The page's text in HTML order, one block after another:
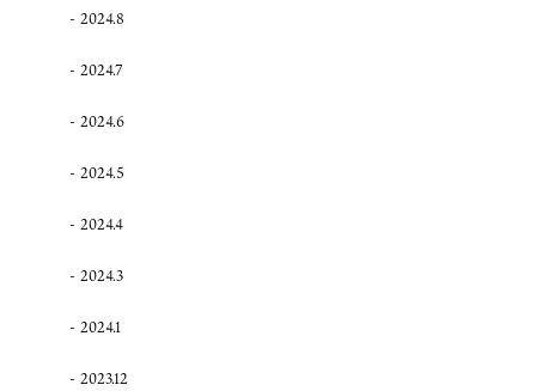
2024.8
2024.7
2024.6
2024.5
2024.4
2024.3
2024.1
2023.12